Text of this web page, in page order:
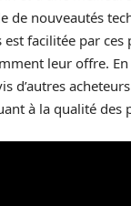
de nouveautés
facilitée par ces
leur offre.
d’autres
à la qualité des